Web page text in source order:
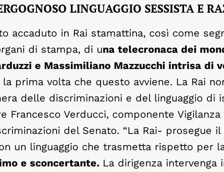
LINGUAGGIO SESSISTA E
accaduto in Rai stamattina, così come
di stampa, di una telecronaca dei
e Massimiliano Mazzucchi intrisa di
la prima volta che questo avviene. La Rai
delle discriminazioni e del linguaggio di
Francesco Verducci, componente Vigilanza
del Senato. “La Rai- prosegue
un linguaggio che trasmetta rispetto per
e sconcertante. La dirigenza intervenga